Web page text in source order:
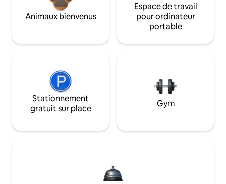
Animaux bienvenus
Espace de travail
pour ordinateur
portable
Stationnement
gratuit sur place
Gym